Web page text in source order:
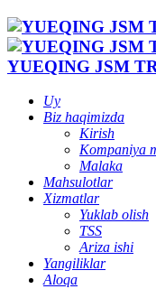
YUEQING JSM
Uy
Biz haqimizda
Kirish
Kompaniya
Malaka
Mahsulotlar
Xizmatlar
Yuklab olish
TSS
Ariza ishi
Yangiliklar
Aloqa